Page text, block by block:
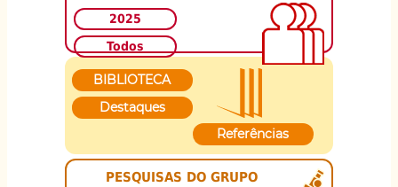
2025
Todos
BIBLIOTECA
Destaques
Referências
PESQUISAS DO GRUPO